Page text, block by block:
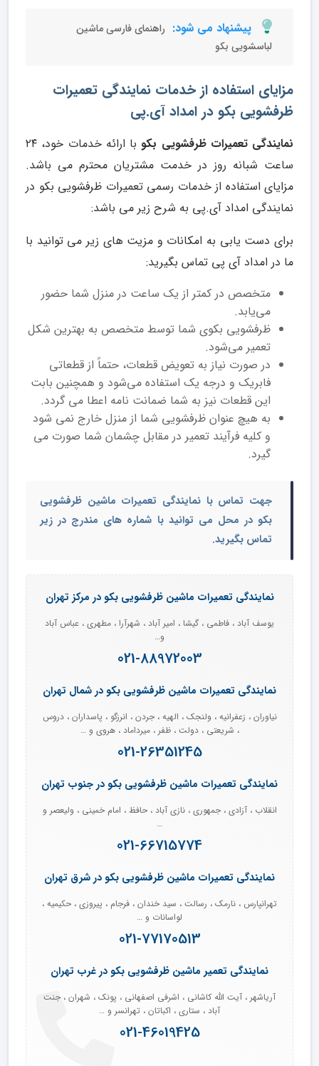
پیشنهاد می شود: راهنمای فارسی ماشین
لباسشویی بکو
مزایای استفاده از خدمات نمایندگی تعمیرات
ظرفشویی بکو در امداد آی.پی
نمایندگی تعمیرات ظرفشویی بکو
با ارائه خدمات خود، ۲۴
ساعت شبانه روز در خدمت مشتریان محترم می باشد.
مزایای استفاده از خدمات رسمی تعمیرات ظرفشویی بکو در
نمایندگی امداد آی.پی به شرح زیر می باشد:
برای دست یابی به امکانات و مزیت های زیر می توانید با
ما در امداد آی پی تماس بگیرید:
متخصص در کمتر از یک ساعت در منزل شما حضور
می‌یابد.
ظرفشویی بکوی شما توسط متخصص به بهترین شکل
تعمیر می‌شود.
در صورت نیاز به تعویض قطعات، حتماً از قطعاتی
فابریک و درجه یک استفاده می‌شود و همچنین بابت
این قطعات نیز به شما ضمانت نامه اعطا می گردد.
به هیچ عنوان ظرفشویی شما از منزل خارج نمی شود
و کلیه فرآیند تعمیر در مقابل چشمان شما صورت می
گیرد.
جهت تماس با نمایندگی تعمیرات ماشین ظرفشویی
بکو در محل می توانید با شماره های مندرج در زیر
تماس بگیرید.
نمایندگی تعمیرات ماشین ظرفشویی بکو در مرکز تهران
یوسف آباد ، فاطمی ، گیشا ، امیر آباد ، شهرآرا ، مطهری ، عباس آباد
و…
021-88972003
نمایندگی تعمیرات ماشین ظرفشویی بکو در شمال تهران
نیاوران ، زعفرانیه ، ولنجک ، الهیه ، جردن ، انرزگو ، پاسداران ، دروس
، شریعتی ، دولت ، ظفر ، میرداماد ، هروی و …
021-26351245
نمایندگی تعمیرات ماشین ظرفشویی بکو در جنوب تهران
انقلاب ، آزادی ، جمهوری ، نازی آباد ، حافظ ، امام خمینی ، ولیعصر و
…
021-66715774
نمایندگی تعمیرات ماشین ظرفشویی بکو در شرق تهران
تهرانپارس ، نارمک ، رسالت ، سید خندان ، فرجام ، پیروزی ، حکیمیه ،
لواسانات و …
021-77170513
نمایندگی تعمیر ماشین ظرفشویی بکو در غرب تهران
آریاشهر ، آیت الله کاشانی ، اشرفی اصفهانی ، پونک ، شهران ، جنت
آباد ، ستاری ، اکباتان ، تهرانسر و …
021-46019425